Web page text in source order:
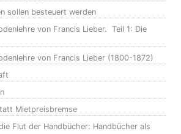
sollen besteuert werden
von Francis Lieber. Teil 1: Die
von Francis Lieber (1800-1872)
Mietpreisbremse
Flut der Handbücher: Handbücher als